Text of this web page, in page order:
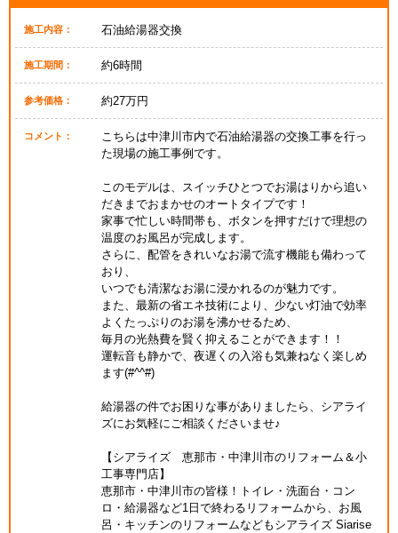
施工内容： 石油給湯器交換
施工期間： 約6時間
参考価格： 約27万円
コメント：
こちらは中津川市内で石油給湯器の交換工事を行っ
た現場の施工事例です。
このモデルは、スイッチひとつでお湯はりから追い
だきまでおまかせのオートタイプです！
家事で忙しい時間帯も、ボタンを押すだけで理想の
温度のお風呂が完成します。
さらに、配管をきれいなお湯で流す機能も備わって
おり、
いつでも清潔なお湯に浸かれるのが魅力です。
また、最新の省エネ技術により、少ない灯油で効率
よくたっぷりのお湯を沸かせるため、
毎月の光熱費を賢く抑えることができます！！
運転音も静かで、夜遅くの入浴も気兼ねなく楽しめ
ます(#^^#)
給湯器の件でお困りな事がありましたら、シアライ
ズにお気軽にご相談くださいませ♪
【シアライズ 恵那市・中津川市のリフォーム＆小
工事専門店】
恵那市・中津川市の皆様！トイレ・洗面台・コン
ロ・給湯器など1日で終わるリフォームから、お風
呂・キッチンのリフォームなどもシアライズ Siarise